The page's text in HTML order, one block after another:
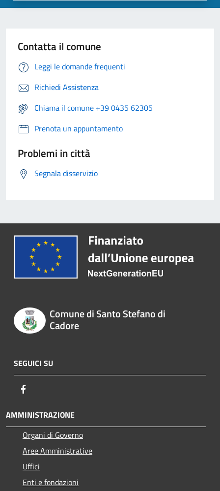
Contatta il comune
Leggi le domande frequenti
Richiedi Assistenza
Chiama il comune +39 0435 62305
Prenota un appuntamento
Problemi in città
Segnala disservizio
Comune di Santo Stefano di
Cadore
SEGUICI SU
AMMINISTRAZIONE
Organi di Governo
Aree Amministrative
Uffici
Enti e fondazioni